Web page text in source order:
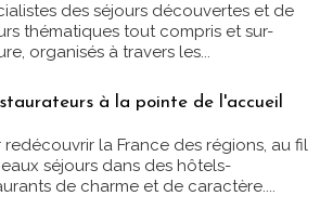
des séjours découvertes et de
thématiques tout compris et sur-
organisés à travers les...
à la pointe de l'accueil
redécouvrir la France des régions, au fil
séjours dans des hôtels-
de charme et de caractère....